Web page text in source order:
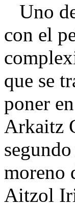
Uno
con el
que se
poner
Arkaitz
moreno
Aitzol